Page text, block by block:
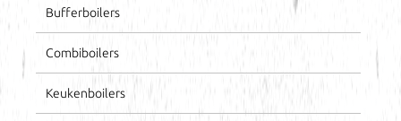
Bufferboilers
Combiboilers
Keukenboilers